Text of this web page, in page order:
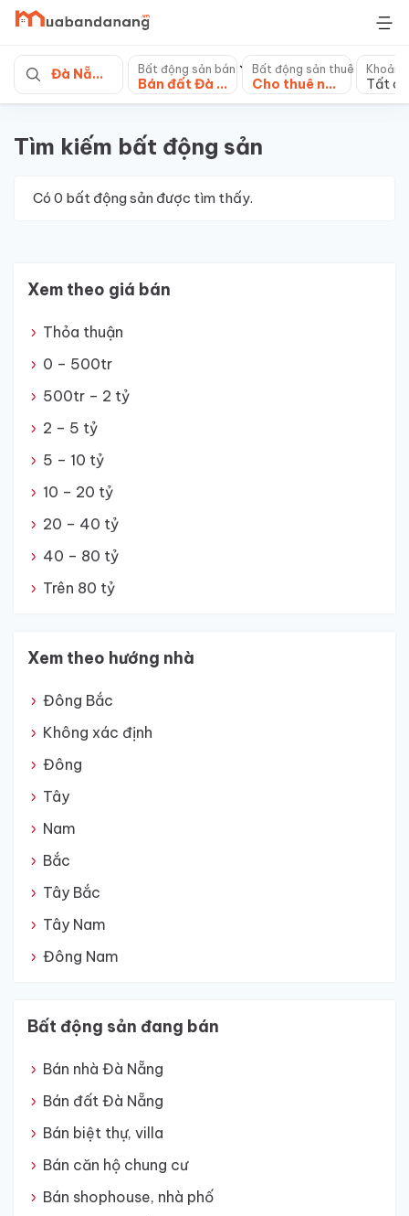
Skip
content
Đà Nẵng Bất động sản bán
Bán đất Đà Nẵng
Bất động sản thuê
Cho thuê nhà mặt phố Tất cả
Tìm kiếm bất động sản
Có 0 bất động sản được tìm thấy.
Xem theo giá bán
Thỏa thuận
0 – 500tr
500tr – 2 tỷ
2 – 5 tỷ
5 – 10 tỷ
10 – 20 tỷ
20 – 40 tỷ
40 – 80 tỷ
Trên 80 tỷ
Xem theo hướng nhà
Đông Bắc
Không xác định
Đông
Tây
Nam
Bắc
Tây Bắc
Tây Nam
Đông Nam
Bất động sản đang bán
Bán nhà Đà Nẵng
Bán đất Đà Nẵng
Bán biệt thự, villa
Bán căn hộ chung cư
Bán shophouse, nhà phố